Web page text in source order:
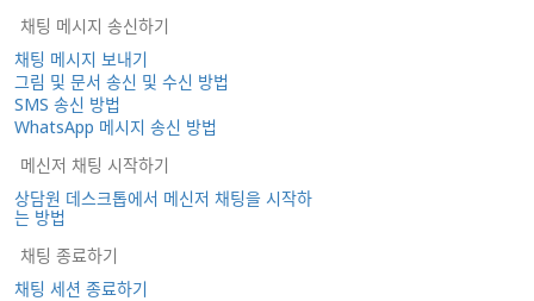
채팅 메시지 송신하기
채팅 메시지 보내기
그림 및 문서 송신 및 수신 방법
SMS 송신 방법
WhatsApp 메시지 송신 방법
메신저 채팅 시작하기
상담원 데스크톱에서 메신저 채팅을 시작하
는 방법
채팅 종료하기
채팅 세션 종료하기